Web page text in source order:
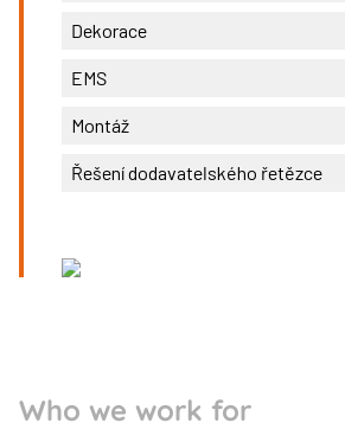
Dekorace
EMS
Montáž
Řešení dodavatelského řetězce
Who we work for